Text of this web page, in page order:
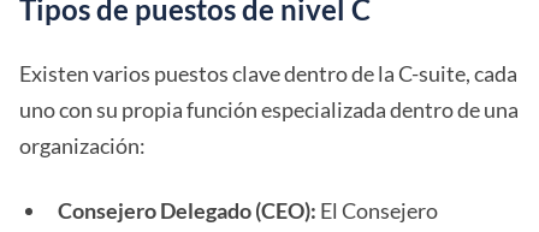
Tipos de puestos de nivel C
Existen varios puestos clave dentro de la C-suite, cada
uno con su propia función especializada dentro de una
organización:
Consejero Delegado (CEO): El Consejero